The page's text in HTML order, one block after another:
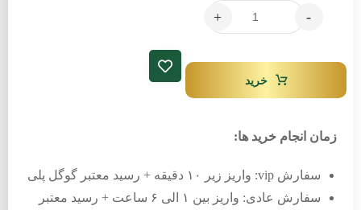
-
+
خرید
زمان انجام خرید ها:
سفارش vip: واریز زیر ۱۰ دقیقه + رسید معتبر گوگل پلی
سفارش عادی: واریز بین ۱ الی ۶ ساعت + رسید معتبر